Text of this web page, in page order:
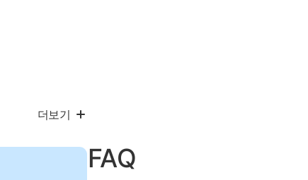
더보기
FAQ